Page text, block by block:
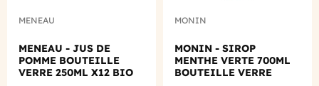
MENEAU
MENEAU - JUS DE
POMME BOUTEILLE
VERRE 250ML X12 BIO
MONIN
MONIN - SIROP
MENTHE VERTE 700ML
BOUTEILLE VERRE